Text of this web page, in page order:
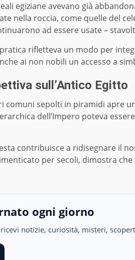
egiziane avevano già
nella roccia, come quelle del
ad essere usate –
rifletteva un modo per
ai non nobili un accesso a
sull’Antico Egitto
comuni sepolti in piramidi apre
dell’Impero poteva
contribuisce a ridisegnare il
per secoli, dimostra
ogni giorno
notizie, curiosità, misteri,